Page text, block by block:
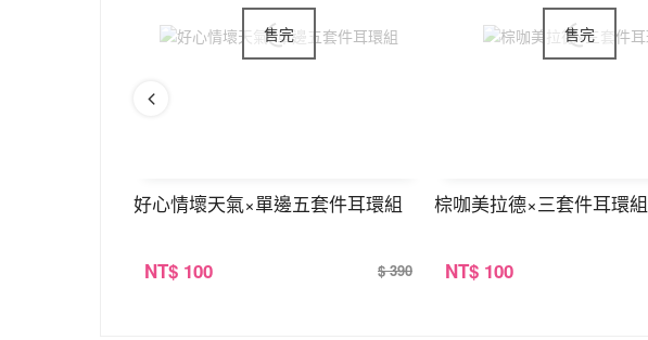
好心情壞天氣×單邊五套件耳環組
NT$ 100 $ 390
棕咖美拉德×三套件耳環組
NT$ 100